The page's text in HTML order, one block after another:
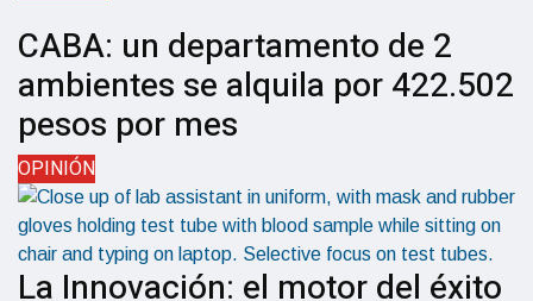
CABA: un departamento de 2
ambientes se alquila por 422.502
pesos por mes
OPINIÓN
La Innovación: el motor del éxito